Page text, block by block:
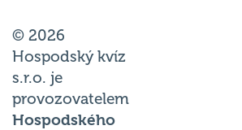
© 2026
Hospodský kvíz
s.r.o. je
provozovatelem
Hospodského